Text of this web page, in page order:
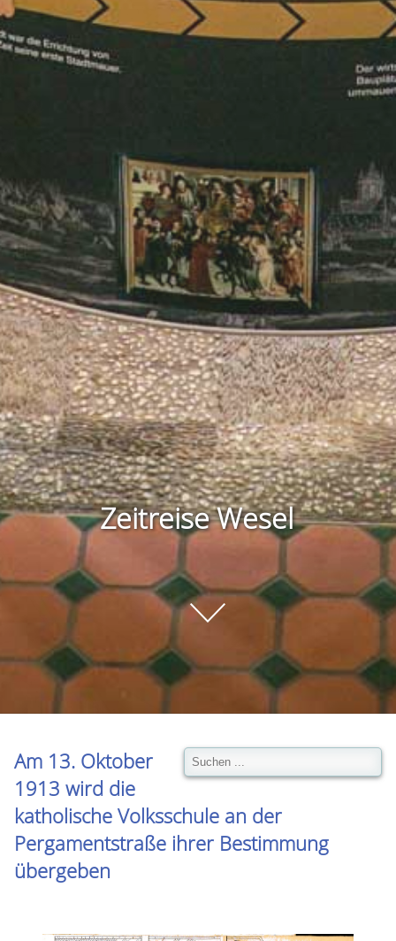
Zeitreise Wesel
Am 13. Oktober
1913 wird die
katholische Volksschule an der
Pergamentstraße ihrer Bestimmung
übergeben